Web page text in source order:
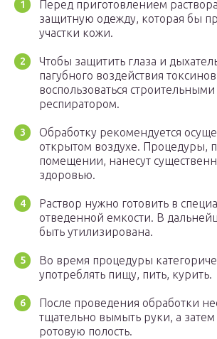
Перед приготовлением
защитную одежду, которая бы
участки кожи.
Чтобы защитить глаза и
пагубного воздействия
воспользоваться
респиратором.
Обработку рекомендуется
открытом воздухе. Процедуры,
помещении, нанесут
здоровью.
Раствор нужно готовить в
отведенной емкости. В
быть утилизирована.
Во время процедуры
употреблять пищу, пить, курить.
После проведения обработки
тщательно вымыть руки, а затем
ротовую полость.